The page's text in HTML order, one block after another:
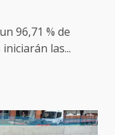
96,71 % de
las...